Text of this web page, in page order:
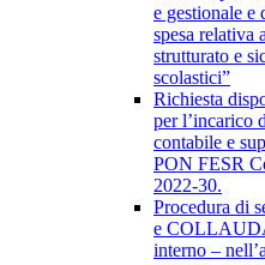
e gestionale e
spesa relativa
strutturato e
scolastici”
Richiesta
per l’incarico
contabile e
PON FESR
2022-30.
Procedura di
e
interno –